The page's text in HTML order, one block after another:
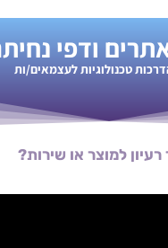
ודפי
טכנולוגיות לעצמאים/ות
רעיון למוצר או שירות?